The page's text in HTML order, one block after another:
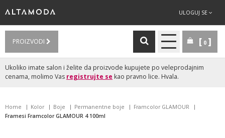
ULOGUJ SE
PROIZVODI 0
Ukoliko imate salon i želite da proizvode kupujete po veleprodajnim
cenama, molimo Vas registrujte se kao pravno lice. Hvala.
Home Kolor Boje Permanentne boje
Framcolor GLAMOUR
Framesi Framcolor GLAMOUR 4 100ml